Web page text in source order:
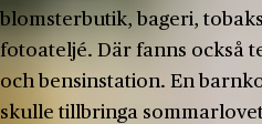
blomsterbutik, bageri,
fotoateljé. Där fanns också
och bensinstation. En
skulle tillbringa